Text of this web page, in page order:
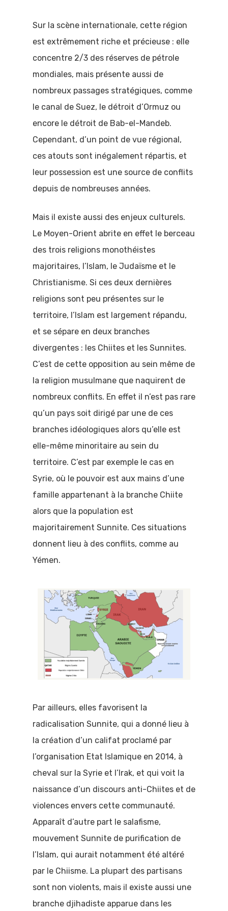
Sur la scène internationale, cette région
est extrêmement riche et précieuse : elle
concentre 2/3 des réserves de pétrole
mondiales, mais présente aussi de
nombreux passages stratégiques, comme
le canal de Suez, le détroit d’Ormuz ou
encore le détroit de Bab-el-Mandeb.
Cependant, d’un point de vue régional,
ces atouts sont inégalement répartis, et
leur possession est une source de conflits
depuis de nombreuses années.
Mais il existe aussi des enjeux culturels.
Le Moyen-Orient abrite en effet le berceau
des trois religions monothéistes
majoritaires, l’Islam, le Judaïsme et le
Christianisme. Si ces deux dernières
religions sont peu présentes sur le
territoire, l’Islam est largement répandu,
et se sépare en deux branches
divergentes : les Chiites et les Sunnites.
C’est de cette opposition au sein même de
la religion musulmane que naquirent de
nombreux conflits. En effet il n’est pas rare
qu’un pays soit dirigé par une de ces
branches idéologiques alors qu’elle est
elle-même minoritaire au sein du
territoire. C’est par exemple le cas en
Syrie, où le pouvoir est aux mains d’une
famille appartenant à la branche Chiite
alors que la population est
majoritairement Sunnite. Ces situations
donnent lieu à des conflits, comme au
Yémen.
Par ailleurs, elles favorisent la
radicalisation Sunnite, qui a donné lieu à
la création d’un califat proclamé par
l’organisation Etat Islamique en 2014, à
cheval sur la Syrie et l’Irak, et qui voit la
naissance d’un discours anti-Chiites et de
violences envers cette communauté.
Apparaît d’autre part le salafisme,
mouvement Sunnite de purification de
l’Islam, qui aurait notamment été altéré
par le Chiisme. La plupart des partisans
sont non violents, mais il existe aussi une
branche djihadiste apparue dans les